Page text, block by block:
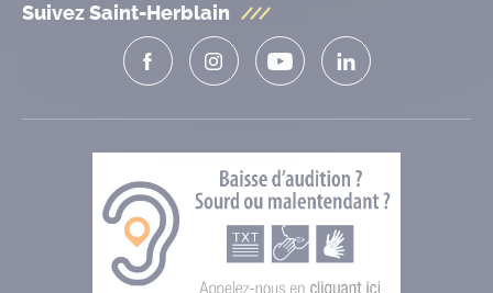
Suivez Saint-Herblain